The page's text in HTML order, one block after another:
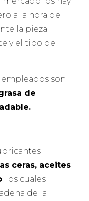
a la hora de
la pieza
y el tipo de
son
de
ceras, aceites
, los cuales
de la